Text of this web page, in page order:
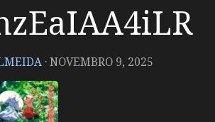
·NOVEMBRO 9, 2025